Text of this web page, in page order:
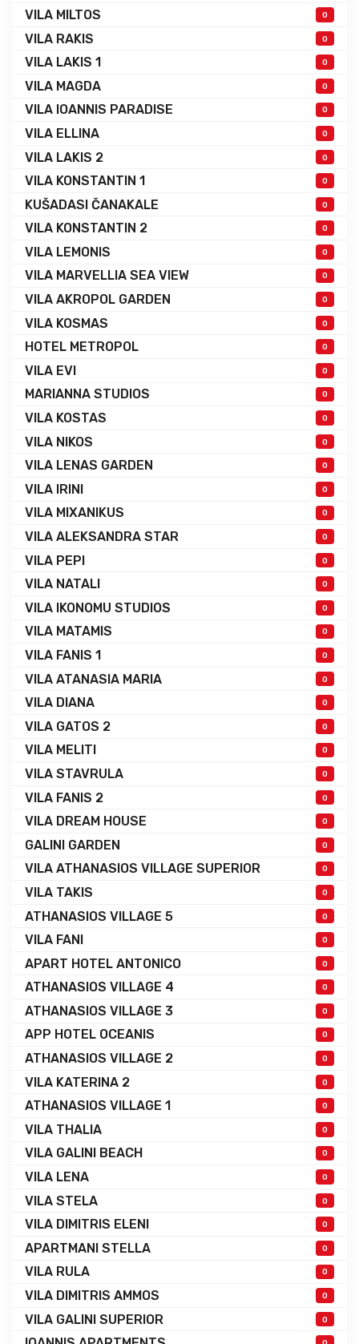
VILA MILTOS 0
VILA RAKIS 0
VILA LAKIS 1 0
VILA MAGDA 0
VILA IOANNIS PARADISE 0
VILA ELLINA 0
VILA LAKIS 2 0
VILA KONSTANTIN 1 0
KUŠADASI ČANAKALE 0
VILA KONSTANTIN 2 0
VILA LEMONIS 0
VILA MARVELLIA SEA VIEW 0
VILA AKROPOL GARDEN 0
VILA KOSMAS 0
HOTEL METROPOL 0
VILA EVI 0
MARIANNA STUDIOS 0
VILA KOSTAS 0
VILA NIKOS 0
VILA LENAS GARDEN 0
VILA IRINI 0
VILA MIXANIKUS 0
VILA ALEKSANDRA STAR 0
VILA PEPI 0
VILA NATALI 0
VILA IKONOMU STUDIOS 0
VILA MATAMIS 0
VILA FANIS 1 0
VILA ATANASIA MARIA 0
VILA DIANA 0
VILA GATOS 2 0
VILA MELITI 0
VILA STAVRULA 0
VILA FANIS 2 0
VILA DREAM HOUSE 0
GALINI GARDEN 0
VILA ATHANASIOS VILLAGE SUPERIOR 0
VILA TAKIS 0
ATHANASIOS VILLAGE 5 0
VILA FANI 0
APART HOTEL ANTONICO 0
ATHANASIOS VILLAGE 4 0
ATHANASIOS VILLAGE 3 0
APP HOTEL OCEANIS 0
ATHANASIOS VILLAGE 2 0
VILA KATERINA 2 0
ATHANASIOS VILLAGE 1 0
VILA THALIA 0
VILA GALINI BEACH 0
VILA LENA 0
VILA STELA 0
VILA DIMITRIS ELENI 0
APARTMANI STELLA 0
VILA RULA 0
VILA DIMITRIS AMMOS 0
VILA GALINI SUPERIOR 0